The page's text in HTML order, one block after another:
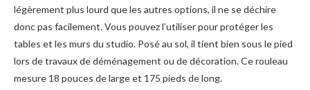
légèrement plus lourd que les autres options, il ne se déchire
donc pas facilement. Vous pouvez l’utiliser pour protéger les
tables et les murs du studio. Posé au sol, il tient bien sous le pied
lors de travaux de déménagement ou de décoration. Ce rouleau
mesure 18 pouces de large et 175 pieds de long.